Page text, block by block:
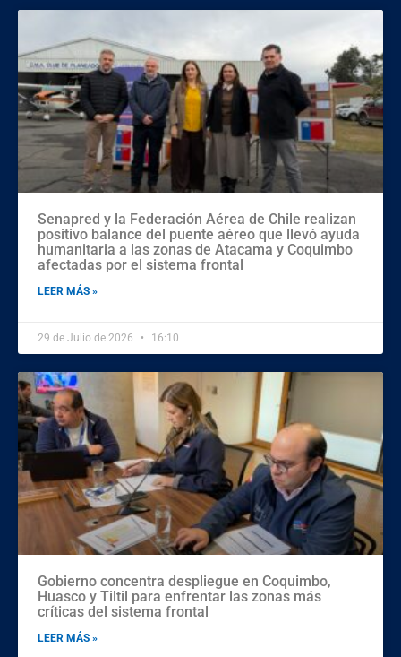
Senapred y la Federación Aérea de Chile realizan
positivo balance del puente aéreo que llevó ayuda
humanitaria a las zonas de Atacama y Coquimbo
afectadas por el sistema frontal
LEER MÁS »
29 de Julio de 2026 16:10
Gobierno concentra despliegue en Coquimbo,
Huasco y Tiltil para enfrentar las zonas más
críticas del sistema frontal
LEER MÁS »